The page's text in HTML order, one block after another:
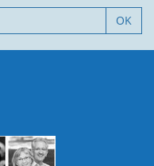
OK